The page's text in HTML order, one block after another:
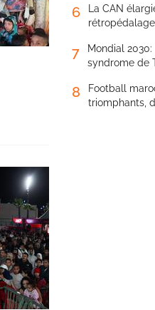
6
La CAN
7
Mondial 2030:
syndrome de
8
Football
triomphants,